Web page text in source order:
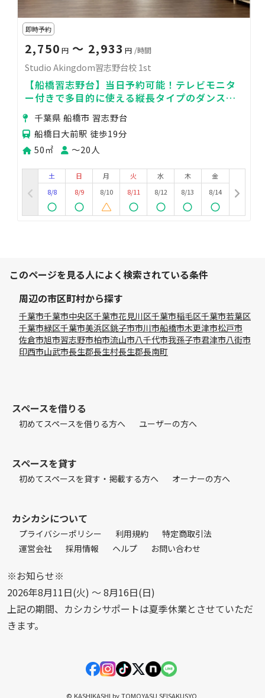
即時予約
2,750 円〜 2,933 円 /時間
Studio Akingdom習志野台校 1st
【船橋習志野台】当日予約可能！テレビモニタ
ー付きで多目的に使える縦長タイプのダンスス
タジオ
千葉県 船橋市 習志野台
船橋日大前駅 徒歩19分
50㎡
〜20人
土
8/8
日
8/9
月
8/10
火
8/11
水
8/12
木
8/13
金
8/14
このページを見る人によく検索されている条件
周辺の市区町村から探す
千葉市千葉市中央区千葉市花見川区千葉市稲毛区千葉市若葉区
千葉市緑区千葉市美浜区銚子市市川市船橋市木更津市松戸市
佐倉市旭市習志野市柏市流山市八千代市我孫子市君津市八街市
印西市山武市長生郡長生村長生郡長南町
スペースを借りる
初めてスペースを借りる方へ ユーザーの方へ
スペースを貸す
初めてスペースを貸す・掲載する方へ オーナーの方へ
カシカシについて
プライバシーポリシー 利用規約
特定商取引法
運営会社
採用情報 ヘルプ お問い合わせ
※お知らせ※
2026年8月11日(火) 〜 8月16日(日)
上記の期間、カシカシサポートは夏季休業とさせていただ
きます。
© KASHIKASHI by TOMOYASU SEISAKUSYO